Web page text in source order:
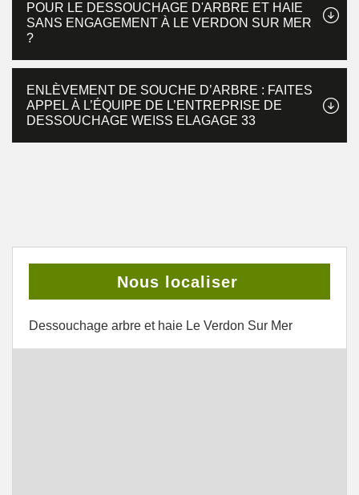
POUR LE DESSOUCHAGE D'ARBRE ET HAIE
SANS ENGAGEMENT À LE VERDON SUR MER
?
ENLÈVEMENT DE SOUCHE D’ARBRE : FAITES
APPEL À L’ÉQUIPE DE L’ENTREPRISE DE
DESSOUCHAGE WEISS ELAGAGE 33
Nous localiser
Dessouchage arbre et haie Le Verdon Sur Mer